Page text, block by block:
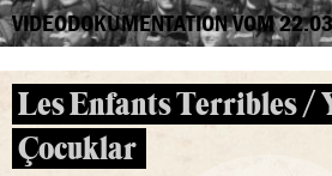
VIDEODOKUMENTATION VOM
Les Enfants Terribles /
Çocuklar